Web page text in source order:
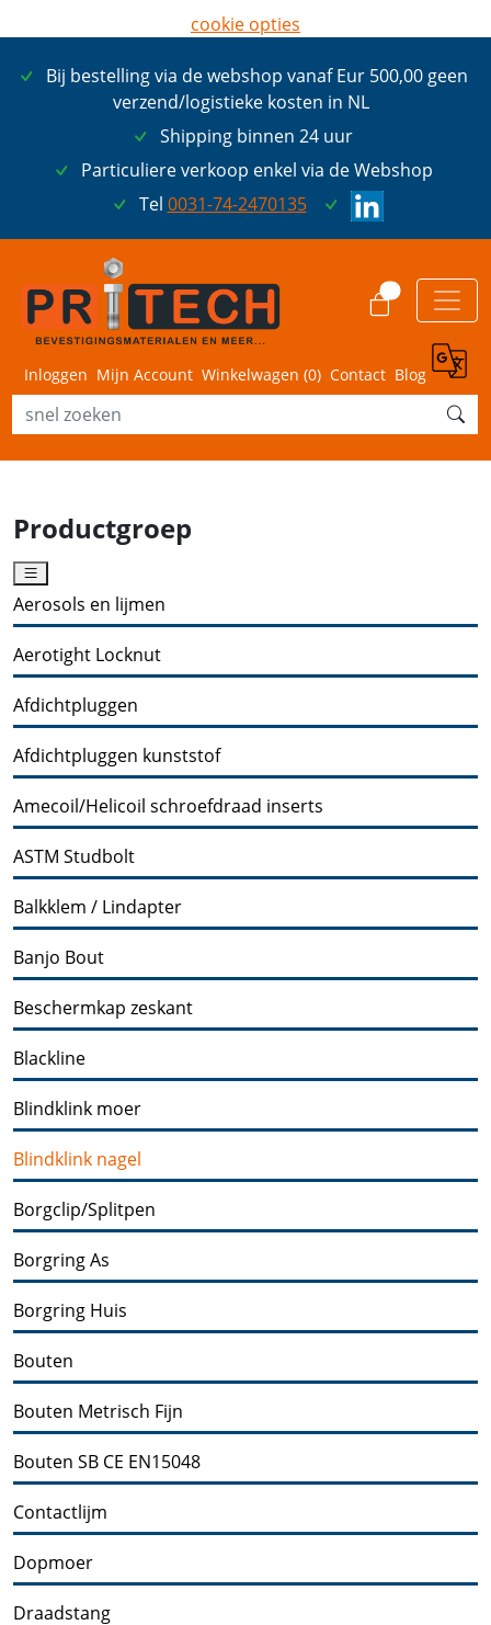
Bij bestelling via de webshop vanaf Eur 500,00 geen
verzend/logistieke kosten in NL
Shipping binnen 24 uur
Particuliere verkoop enkel via de Webshop
Tel 0031-74-2470135
Inloggen Mijn Account Winkelwagen (0) Contact Blog
Productgroep
Aerosols en lijmen
Aerotight Locknut
Afdichtpluggen
Afdichtpluggen kunststof
Amecoil/Helicoil schroefdraad inserts
ASTM Studbolt
Balkklem / Lindapter
Banjo Bout
Beschermkap zeskant
Blackline
Blindklink moer
Blindklink nagel
Borgclip/Splitpen
Borgring As
Borgring Huis
Bouten
Bouten Metrisch Fijn
Bouten SB CE EN15048
Contactlijm
Dopmoer
Draadstang
cookie opties
ik ga akkoord met cookies